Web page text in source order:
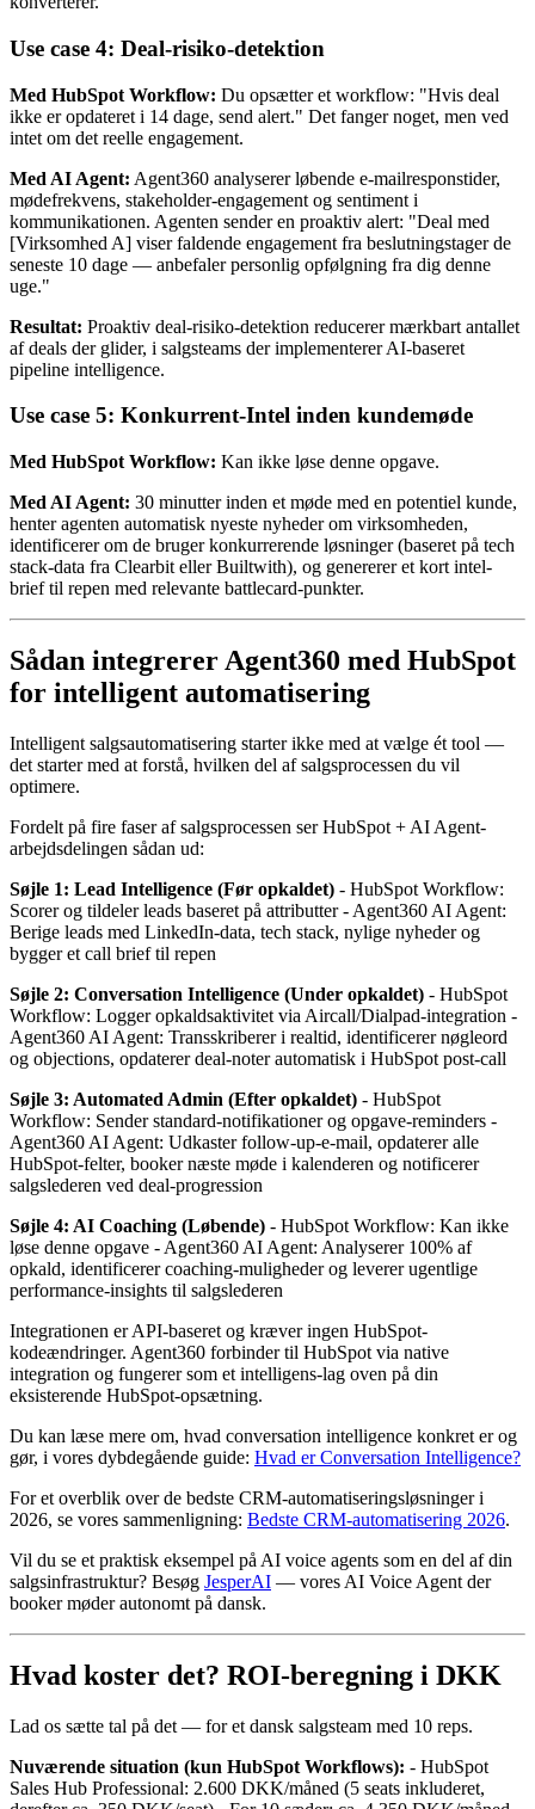
Use case 4: Deal-risiko-detektion
Med HubSpot Workflow: Du opsætter et workflow: "Hvis deal
ikke er opdateret i 14 dage, send alert." Det fanger noget, men ved
intet om det reelle engagement.
Med AI Agent: Agent360 analyserer løbende e-mailresponstider,
mødefrekvens, stakeholder-engagement og sentiment i
kommunikationen. Agenten sender en proaktiv alert: "Deal med
[Virksomhed A] viser faldende engagement fra beslutningstager de
seneste 10 dage — anbefaler personlig opfølgning fra dig denne
uge."
Resultat: Proaktiv deal-risiko-detektion reducerer mærkbart antallet
af deals der glider, i salgsteams der implementerer AI-baseret
pipeline intelligence.
Use case 5: Konkurrent-Intel inden kundemøde
Med HubSpot Workflow: Kan ikke løse denne opgave.
Med AI Agent: 30 minutter inden et møde med en potentiel kunde,
henter agenten automatisk nyeste nyheder om virksomheden,
identificerer om de bruger konkurrerende løsninger (baseret på tech
stack-data fra Clearbit eller Builtwith), og genererer et kort intel-
brief til repen med relevante battlecard-punkter.
Sådan integrerer Agent360 med HubSpot
for intelligent automatisering
Intelligent salgsautomatisering starter ikke med at vælge ét tool —
det starter med at forstå, hvilken del af salgsprocessen du vil
optimere.
Fordelt på fire faser af salgsprocessen ser HubSpot + AI Agent-
arbejdsdelingen sådan ud:
Søjle 1: Lead Intelligence (Før opkaldet) - HubSpot Workflow:
Scorer og tildeler leads baseret på attributter - Agent360 AI Agent:
Berige leads med LinkedIn-data, tech stack, nylige nyheder og
bygger et call brief til repen
Søjle 2: Conversation Intelligence (Under opkaldet) - HubSpot
Workflow: Logger opkaldsaktivitet via Aircall/Dialpad-integration -
Agent360 AI Agent: Transskriberer i realtid, identificerer nøgleord
og objections, opdaterer deal-noter automatisk i HubSpot post-call
Søjle 3: Automated Admin (Efter opkaldet) - HubSpot
Workflow: Sender standard-notifikationer og opgave-reminders -
Agent360 AI Agent: Udkaster follow-up-e-mail, opdaterer alle
HubSpot-felter, booker næste møde i kalenderen og notificerer
salgslederen ved deal-progression
Søjle 4: AI Coaching (Løbende) - HubSpot Workflow: Kan ikke
løse denne opgave - Agent360 AI Agent: Analyserer 100% af
opkald, identificerer coaching-muligheder og leverer ugentlige
performance-insights til salgslederen
Integrationen er API-baseret og kræver ingen HubSpot-
kodeændringer. Agent360 forbinder til HubSpot via native
integration og fungerer som et intelligens-lag oven på din
eksisterende HubSpot-opsætning.
Du kan læse mere om, hvad conversation intelligence konkret er og
gør, i vores dybdegående guide: Hvad er Conversation Intelligence?
For et overblik over de bedste CRM-automatiseringsløsninger i
2026, se vores sammenligning: Bedste CRM-automatisering 2026.
Vil du se et praktisk eksempel på AI voice agents som en del af din
salgsinfrastruktur? Besøg JesperAI — vores AI Voice Agent der
booker møder autonomt på dansk.
Hvad koster det? ROI-beregning i DKK
Lad os sætte tal på det — for et dansk salgsteam med 10 reps.
Nuværende situation (kun HubSpot Workflows): - HubSpot
Sales Hub Professional: 2.600 DKK/måned (5 seats inkluderet,